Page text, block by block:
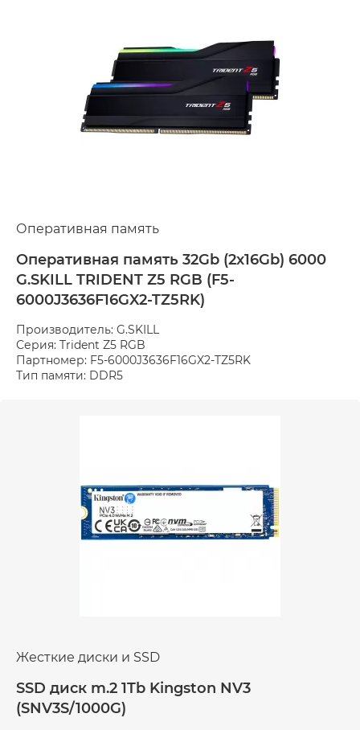
Оперативная память
Оперативная память 32Gb (2x16Gb) 6000
G.SKILL TRIDENT Z5 RGB (F5-
6000J3636F16GX2-TZ5RK)
Производитель: G.SKILL
Серия: Trident Z5 RGB
Партномер: F5-6000J3636F16GX2-TZ5RK
Тип памяти: DDR5
Жесткие диски и SSD
SSD диск m.2 1Tb Kingston NV3
(SNV3S/1000G)